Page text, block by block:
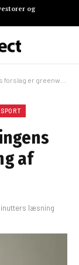
og
af værste skuffe
af
læsning